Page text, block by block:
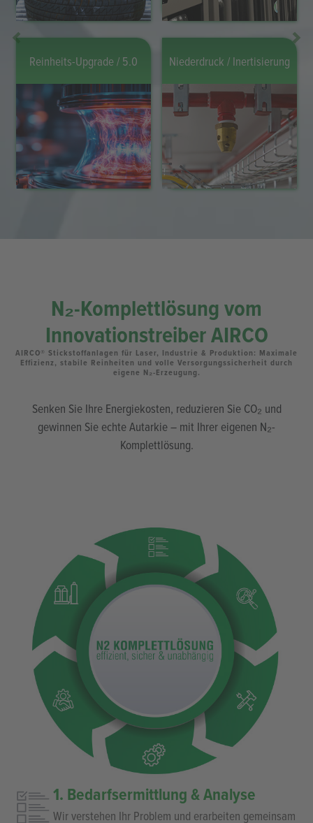
Zurück
Metallbearbeitung &
Wärmebehandlung
Kunststoffindustrie (GID)
Effizienz, stabile Reinheiten und volle Versorgungssicherheit durch
eigene N₂-Erzeugung.
Senken Sie Ihre Energiekosten, reduzieren Sie CO₂ und
gewinnen Sie echte Autarkie – mit Ihrer eigenen N₂-